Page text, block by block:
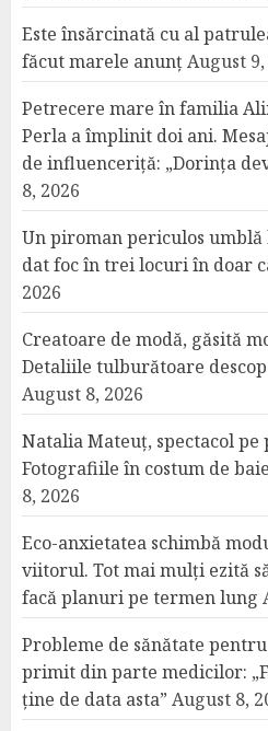
Este însărcinată cu al
făcut marele anunțAugust 9,
Petrecere mare în familia
Perla a împlinit doi ani.
de influenceriță: „Dorința
8, 2026
Un piroman periculos
dat foc în trei locuri în doar
2026
Creatoare de modă, găsită
Detaliile tulburătoare
August 8, 2026
Natalia Mateuț, spectacol pe
Fotografiile în costum de
8, 2026
Eco-anxietatea schimbă
viitorul. Tot mai mulți ezită
facă planuri pe termen lung
Probleme de sănătate
primit din parte medicilor:
ține de data asta” August 8,